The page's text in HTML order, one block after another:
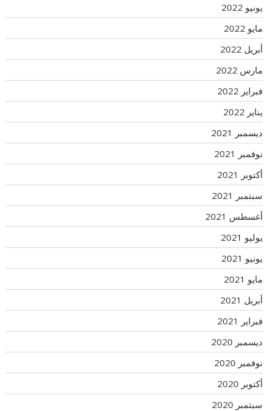
يونيو 2022
مايو 2022
أبريل 2022
مارس 2022
فبراير 2022
يناير 2022
ديسمبر 2021
نوفمبر 2021
أكتوبر 2021
سبتمبر 2021
أغسطس 2021
يوليو 2021
يونيو 2021
مايو 2021
أبريل 2021
فبراير 2021
ديسمبر 2020
نوفمبر 2020
أكتوبر 2020
سبتمبر 2020